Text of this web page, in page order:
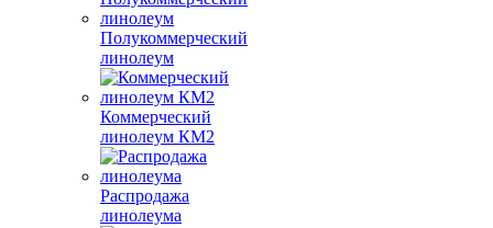
Полукоммерческий
линолеум
Коммерческий
линолеум КМ2
Распродажа
линолеума